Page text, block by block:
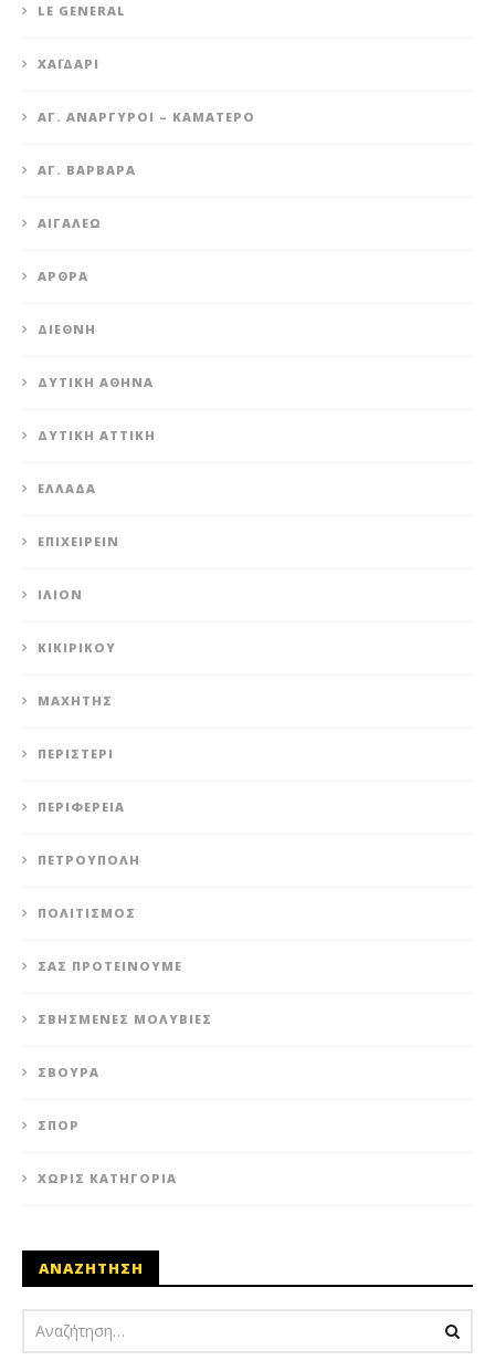
LE GENERAL
XΑΪΔΆΡΙ
ΆΓ. ΑΝΆΡΓΥΡΟΙ – KΑΜΑΤΕΡΌ
ΑΓ. ΒΑΡΒΆΡΑ
ΑΙΓΆΛΕΩ
ΆΡΘΡΑ
ΔΙΕΘΝΉ
ΔΥΤΙΚΉ ΑΘΉΝΑ
ΔΥΤΙΚΉ ΑΤΤΙΚΉ
ΕΛΛΆΔΑ
ΕΠΙΧΕΙΡΕΊΝ
ΊΛΙΟΝ
ΚΙΚΙΡΙΚΟΥ
ΜΑΧΗΤΗΣ
ΠΕΡΙΣΤΈΡΙ
ΠΕΡΙΦΈΡΕΙΑ
ΠΕΤΡΟΎΠΟΛΗ
ΠΟΛΙΤΙΣΜΌΣ
ΣΑΣ ΠΡΟΤΕΊΝΟΥΜΕ
ΣΒΗΣΜΈΝΕΣ ΜΟΛΥΒΙΈΣ
ΣΒΟΎΡΑ
ΣΠΟΡ
ΧΩΡΊΣ ΚΑΤΗΓΟΡΊΑ
ΑΝΑΖΗΤΗΣΗ